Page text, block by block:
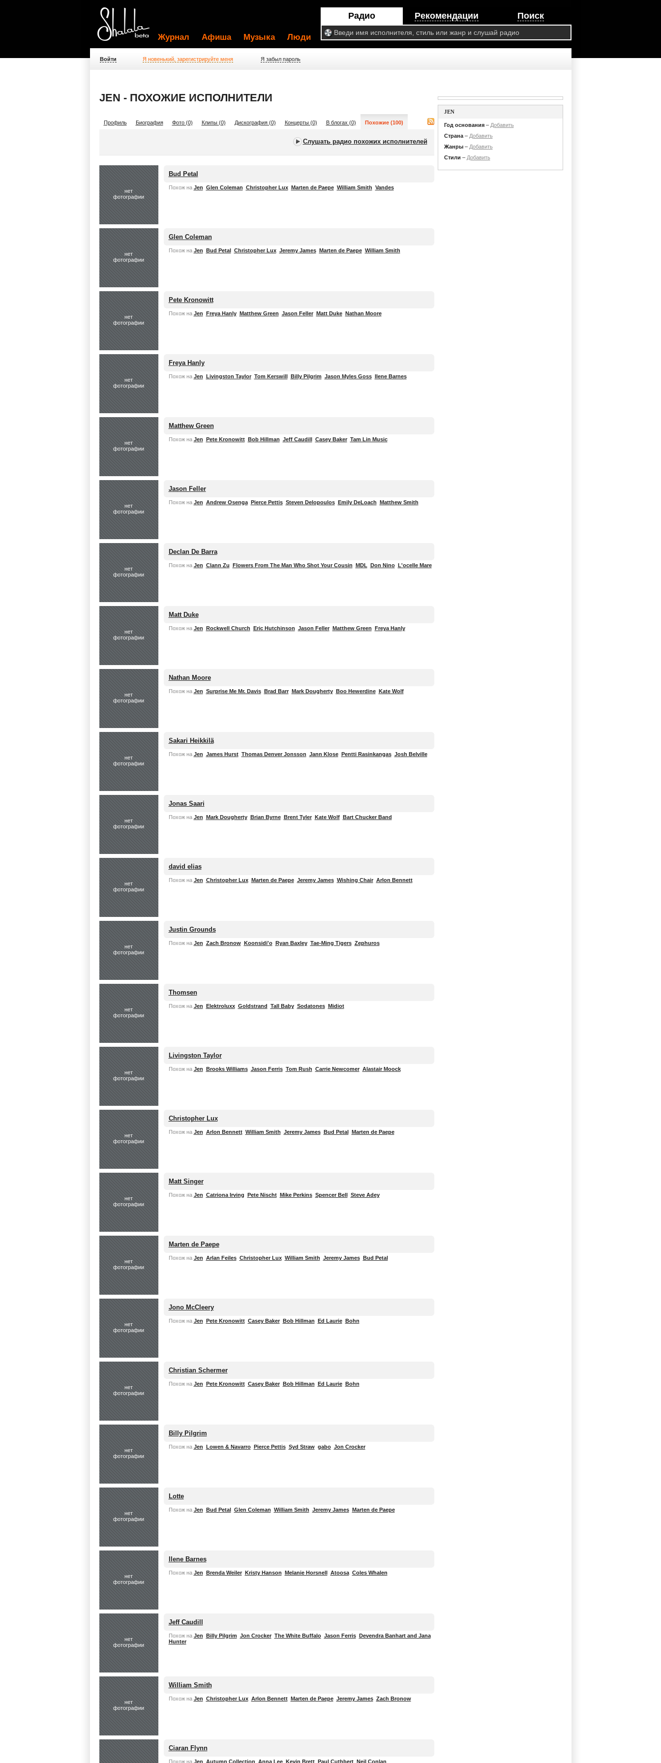
Радио Рекомендации Поиск
Журнал Афиша Музыка Люди
Войти Я новенький, зарегистрируйте меня Я забыл пароль
JEN - ПОХОЖИЕ ИСПОЛНИТЕЛИ
Профиль Биография Фото (0) Клипы (0) Дискография (0) Концерты (0) В блогах (0) Похожие (100)
Слушать радио похожих исполнителей
нет
фотографии
Bud Petal
Похож на Jen Glen Coleman Christopher Lux Marten de Paepe William Smith Vandes
нет
фотографии
Glen Coleman
Похож на Jen Bud Petal Christopher Lux Jeremy James Marten de Paepe William Smith
нет
фотографии
Pete Kronowitt
Похож на Jen Freya Hanly Matthew Green Jason Feller Matt Duke Nathan Moore
нет
фотографии
Freya Hanly
Похож на Jen Livingston Taylor Tom Kerswill Billy Pilgrim Jason Myles Goss Ilene Barnes
нет
фотографии
Matthew Green
Похож на Jen Pete Kronowitt Bob Hillman Jeff Caudill Casey Baker Tam Lin Music
нет
фотографии
Jason Feller
Похож на Jen Andrew Osenga Pierce Pettis Steven Delopoulos Emily DeLoach Matthew Smith
нет
фотографии
Declan De Barra
Похож на Jen Clann Zu Flowers From The Man Who Shot Your Cousin MDL Don Nino L'ocelle Mare
нет
фотографии
Matt Duke
Похож на Jen Rockwell Church Eric Hutchinson Jason Feller Matthew Green Freya Hanly
нет
фотографии
Nathan Moore
Похож на Jen Surprise Me Mr. Davis Brad Barr Mark Dougherty Boo Hewerdine Kate Wolf
нет
фотографии
Sakari Heikkilä
Похож на Jen James Hurst Thomas Denver Jonsson Jann Klose Pentti Rasinkangas Josh Belville
нет
фотографии
Jonas Saari
Похож на Jen Mark Dougherty Brian Byrne Brent Tyler Kate Wolf Bart Chucker Band
нет
фотографии
david elias
Похож на Jen Christopher Lux Marten de Paepe Jeremy James Wishing Chair Arlon Bennett
нет
фотографии
Justin Grounds
Похож на Jen Zach Bronow Koonsidi'o Ryan Baxley Tae-Ming Tigers Zephuros
нет
фотографии
Thomsen
Похож на Jen Elektroluxx Goldstrand Tall Baby Sodatones Midiot
нет
фотографии
Livingston Taylor
Похож на Jen Brooks Williams Jason Ferris Tom Rush Carrie Newcomer Alastair Moock
нет
фотографии
Christopher Lux
Похож на Jen Arlon Bennett William Smith Jeremy James Bud Petal Marten de Paepe
нет
фотографии
Matt Singer
Похож на Jen Catriona Irving Pete Nischt Mike Perkins Spencer Bell Steve Adey
нет
фотографии
Marten de Paepe
Похож на Jen Arlan Feiles Christopher Lux William Smith Jeremy James Bud Petal
нет
фотографии
Jono McCleery
Похож на Jen Pete Kronowitt Casey Baker Bob Hillman Ed Laurie Bohn
нет
фотографии
Christian Schermer
Похож на Jen Pete Kronowitt Casey Baker Bob Hillman Ed Laurie Bohn
нет
фотографии
Billy Pilgrim
Похож на Jen Lowen & Navarro Pierce Pettis Syd Straw gabo Jon Crocker
нет
фотографии
Lotte
Похож на Jen Bud Petal Glen Coleman William Smith Jeremy James Marten de Paepe
нет
фотографии
Ilene Barnes
Похож на Jen Brenda Weiler Kristy Hanson Melanie Horsnell Atoosa Coles Whalen
нет
фотографии
Jeff Caudill
Похож на Jen Billy Pilgrim Jon Crocker The White Buffalo Jason Ferris Devendra Banhart and Jana
Hunter
нет
фотографии
William Smith
Похож на Jen Christopher Lux Arlon Bennett Marten de Paepe Jeremy James Zach Bronow
Ciaran Flynn
Похож на Jen Autumn Collection Anna Lee Kevin Brett Paul Cuthbert Neil Conlan
JEN
Год основания– Добавить
Страна– Добавить
Жанры– Добавить
Стили – Добавить